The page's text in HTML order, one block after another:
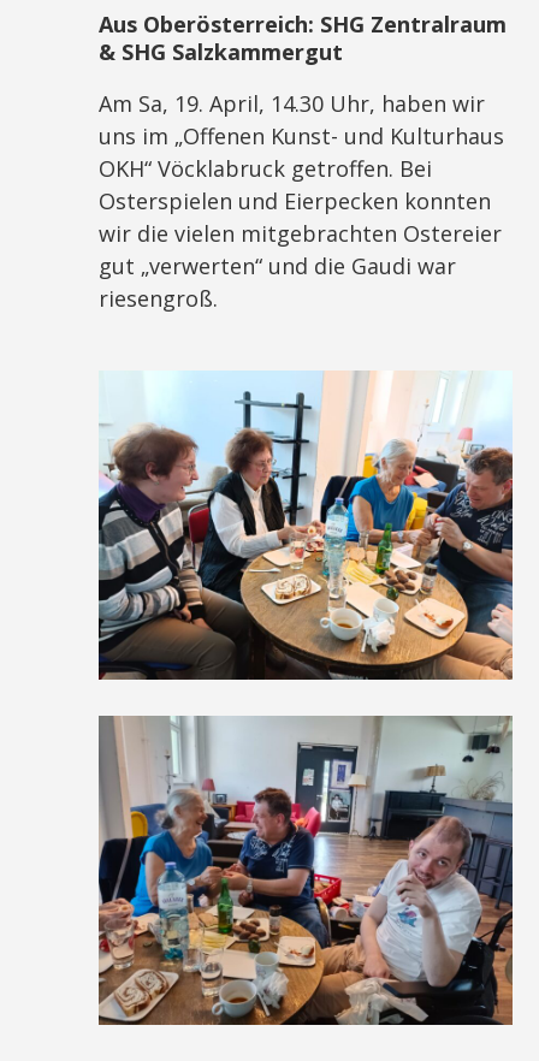
Aus Oberösterreich: SHG Zentralraum
& SHG Salzkammergut
Am Sa, 19. April, 14.30 Uhr, haben wir
uns im „Offenen Kunst- und Kulturhaus
OKH“ Vöcklabruck getroffen. Bei
Osterspielen und Eierpecken konnten
wir die vielen mitgebrachten Ostereier
gut „verwerten“ und die Gaudi war
riesengroß.